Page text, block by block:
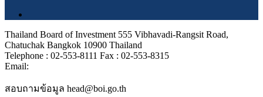
Thailand Board of Investment 555 Vibhavadi-Rangsit Road,
Chatuchak Bangkok 10900 Thailand
Telephone : 02-553-8111 Fax : 02-553-8315
Email:
สอบถามข้อมูล head@boi.go.th